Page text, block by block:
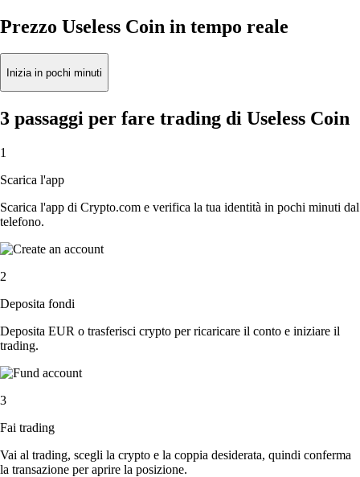
Prezzo Useless Coin in tempo reale
Inizia in pochi minuti
3 passaggi per fare trading di Useless Coin
1
Scarica l'app
Scarica l'app di Crypto.com e verifica la tua identità in pochi minuti dal
telefono.
2
Deposita fondi
Deposita EUR o trasferisci crypto per ricaricare il conto e iniziare il
trading.
3
Fai trading
Vai al trading, scegli la crypto e la coppia desiderata, quindi conferma
la transazione per aprire la posizione.